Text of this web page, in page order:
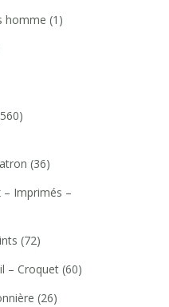
homme (1)
(36)
– Imprimés –
(72)
– Croquet (60)
(26)